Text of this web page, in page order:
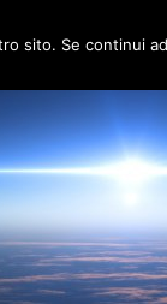
sito. Se continui